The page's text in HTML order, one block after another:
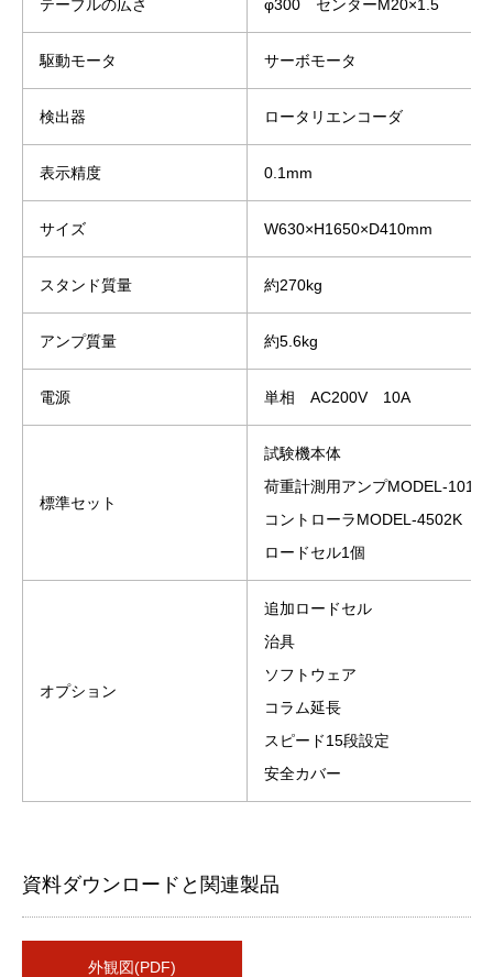
テーブルの広さ φ300 センターM20×1.5
駆動モータ サーボモータ
検出器 ロータリエンコーダ
表示精度 0.1mm
サイズ W630×H1650×D410mm
スタンド質量 約270kg
アンプ質量 約5.6kg
電源 単相 AC200V 10A
標準セット
試験機本体
荷重計測用アンプMODEL-1018
コントローラMODEL-4502K
ロードセル1個
オプション
追加ロードセル
治具
ソフトウェア
コラム延長
スピード15段設定
安全カバー
資料ダウンロードと関連製品
外観図(PDF)